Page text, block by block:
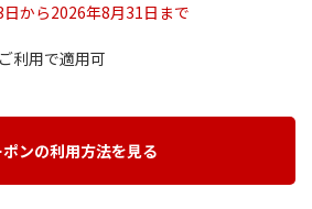
から2026年8月31日まで
利用で適用可
ンの利用方法を見る